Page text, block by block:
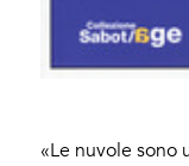
«Le nuvole sono